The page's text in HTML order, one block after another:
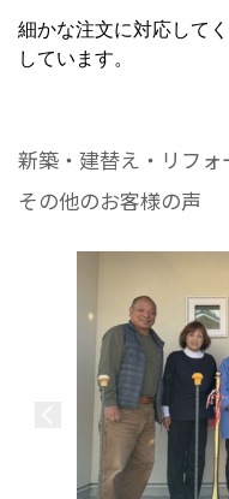
細かな注文に対応して
しています。
新築・建替え・リフォ
その他のお客様の声